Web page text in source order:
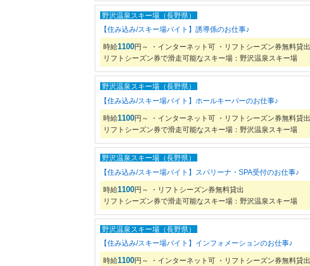
野沢温泉スキー場（長野県）
【住み込み/スキー場バイト】誘導係のお仕事♪
時給1100円～ ・インターネット可 ・リフトシーズン券無料貸出
リフトシーズン券で滑走可能なスキー場：野沢温泉スキー場
野沢温泉スキー場（長野県）
【住み込み/スキー場バイト】ホールキーパーのお仕事♪
時給1100円～ ・インターネット可 ・リフトシーズン券無料貸出
リフトシーズン券で滑走可能なスキー場：野沢温泉スキー場
野沢温泉スキー場（長野県）
【住み込み/スキー場バイト】スパリーナ・SPA受付のお仕事♪
時給1100円～ ・リフトシーズン券無料貸出
リフトシーズン券で滑走可能なスキー場：野沢温泉スキー場
野沢温泉スキー場（長野県）
【住み込み/スキー場バイト】インフォメーションのお仕事♪
時給1100円～ ・インターネット可 ・リフトシーズン券無料貸出